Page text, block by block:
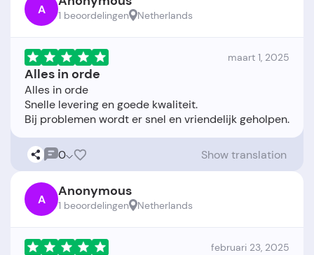
A 1 beoordelingen Netherlands
maart 1, 2025
Alles in orde
Alles in orde
Snelle levering en goede kwaliteit.
0 Show translation
A Anonymous
1 beoordelingen Netherlands
februari 23, 2025